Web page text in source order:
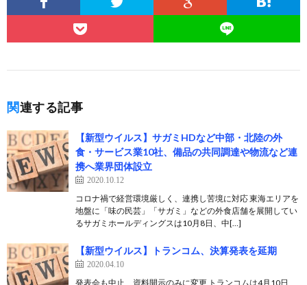
関連する記事
【新型ウイルス】サガミHDなど中部・北陸の外
食・サービス業10社、備品の共同調達や物流など連
携へ業界団体設立
2020.10.12
コロナ禍で経営環境厳しく、連携し苦境に対応 東海エリアを
地盤に「味の民芸」「サガミ」などの外食店舗を展開してい
るサガミホールディングスは10月8日、中[…]
【新型ウイルス】トランコム、決算発表を延期
2020.04.10
発表会も中止、資料開示のみに変更 トランコムは4月10日、